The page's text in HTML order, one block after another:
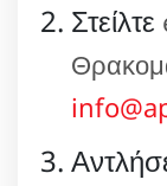
Στείλτε